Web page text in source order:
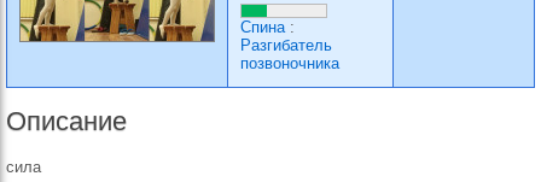
Спина:
Разгибатель
позвоночника
Описание
сила